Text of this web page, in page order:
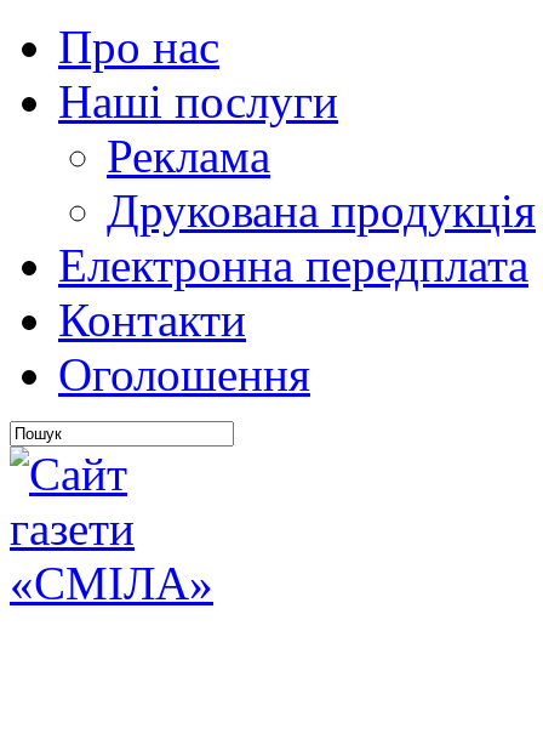
Про нас
Наші послуги
Реклама
Друкована продукція
Електронна передплата
Контакти
Оголошення